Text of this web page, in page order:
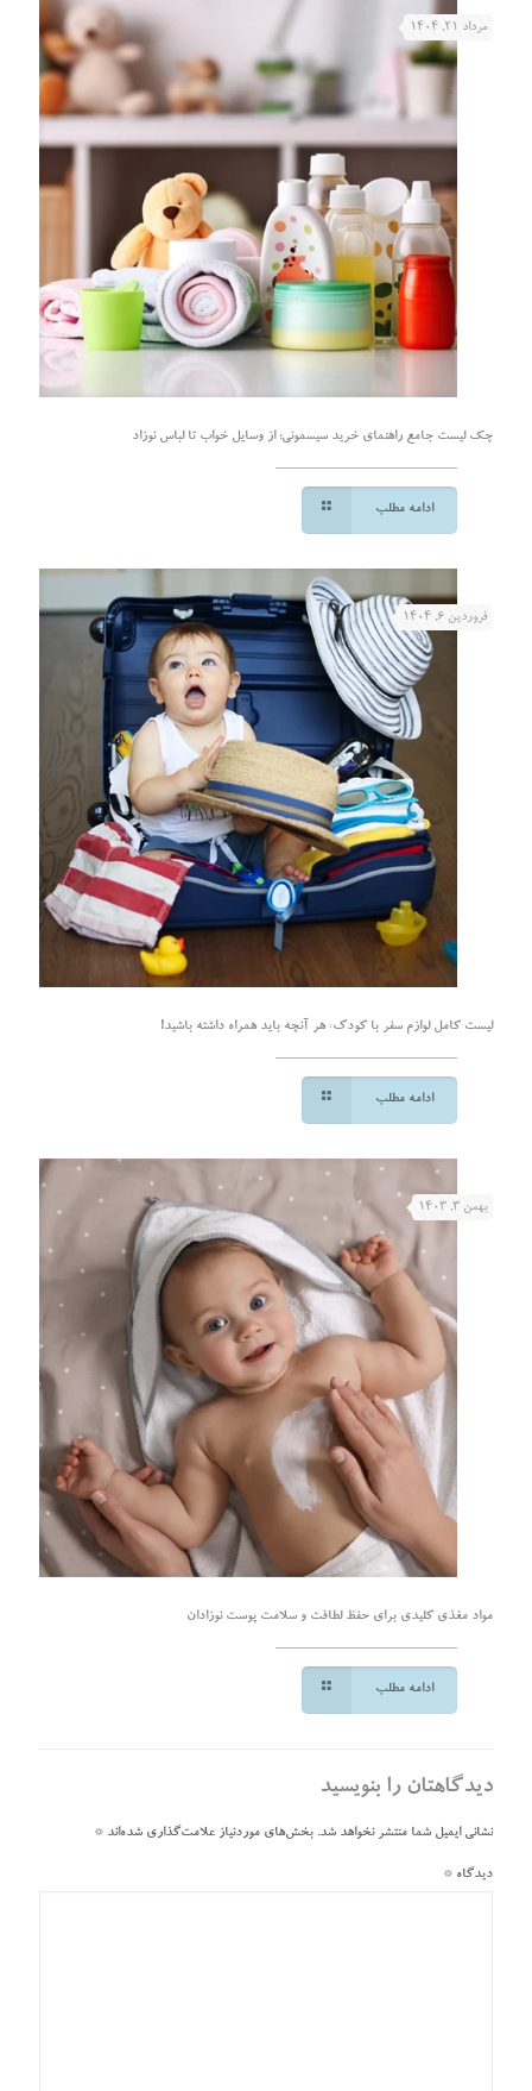
مرداد ۲۱, ۱۴۰۴
چک لیست جامع راهنمای خرید سیسمونی؛ از وسایل خواب تا لباس نوزاد
ادامه مطلب
فروردین ۶, ۱۴۰۴
لیست کامل لوازم سفر با کودک: هر آنچه باید همراه داشته باشید!
ادامه مطلب
بهمن ۳, ۱۴۰۳
مواد مغذی کلیدی برای حفظ لطافت و سلامت پوست نوزادان
ادامه مطلب
دیدگاهتان را بنویسید
نشانی ایمیل شما منتشر نخواهد شد. بخش‌های موردنیاز علامت‌گذاری شده‌اند *
دیدگاه *